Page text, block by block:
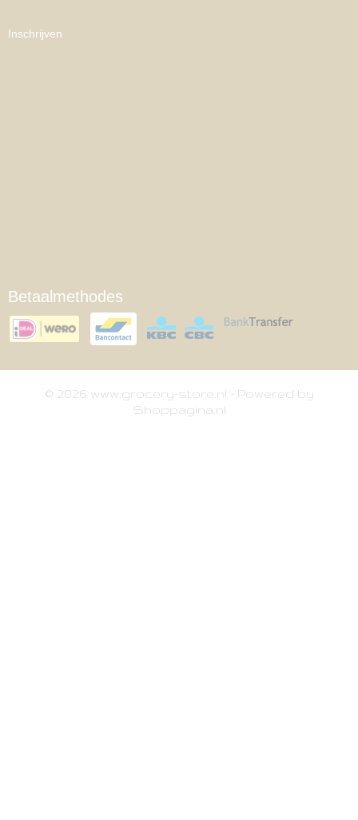
Inschrijven
Betaalmethodes
© 2026 www.grocery-store.nl - Powered by
Shoppagina.nl